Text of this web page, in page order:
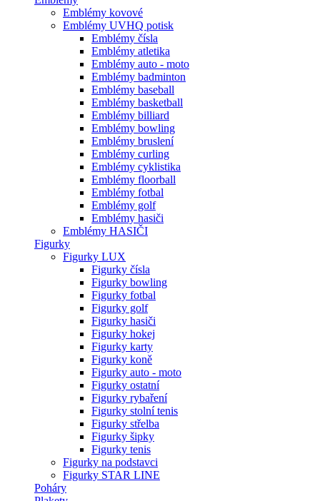
Emblémy kovové
Emblémy UVHQ potisk
Emblémy čísla
Emblémy atletika
Emblémy auto - moto
Emblémy badminton
Emblémy baseball
Emblémy basketball
Emblémy billiard
Emblémy bowling
Emblémy bruslení
Emblémy curling
Emblémy cyklistika
Emblémy floorball
Emblémy fotbal
Emblémy golf
Emblémy hasiči
Emblémy HASIČI
Figurky
Figurky LUX
Figurky čísla
Figurky bowling
Figurky fotbal
Figurky golf
Figurky hasiči
Figurky hokej
Figurky karty
Figurky koně
Figurky auto - moto
Figurky ostatní
Figurky rybaření
Figurky stolní tenis
Figurky střelba
Figurky šipky
Figurky tenis
Figurky na podstavci
Figurky STAR LINE
Poháry